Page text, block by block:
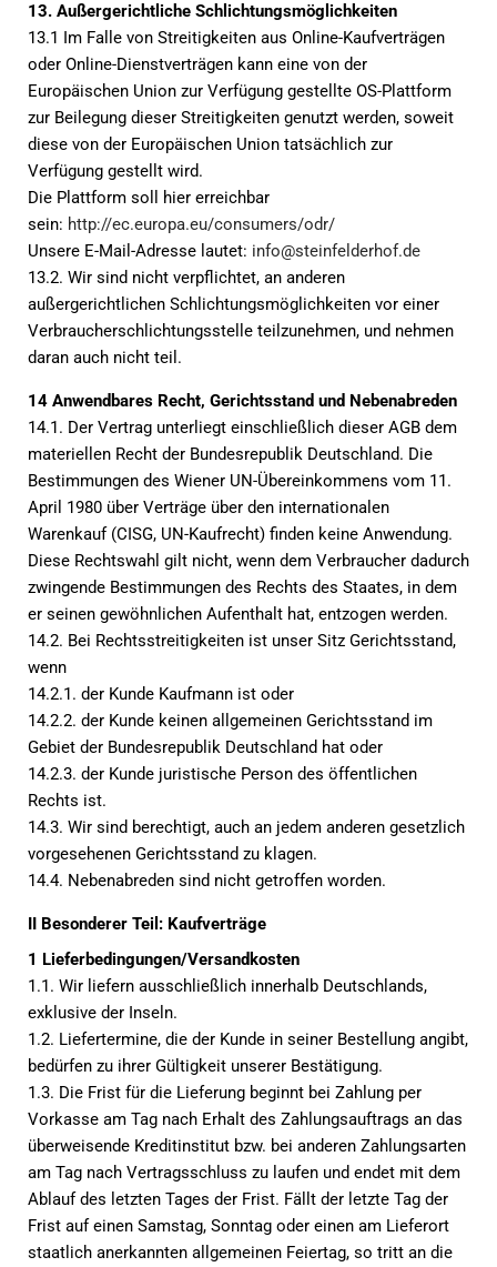
13. Außergerichtliche Schlichtungsmöglichkeiten
13.1 Im Falle von Streitigkeiten aus Online-Kaufverträgen
oder Online-Dienstverträgen kann eine von der
Europäischen Union zur Verfügung gestellte OS-Plattform
zur Beilegung dieser Streitigkeiten genutzt werden, soweit
diese von der Europäischen Union tatsächlich zur
Verfügung gestellt wird.
Die Plattform soll hier erreichbar
sein: http://ec.europa.eu/consumers/odr/
Unsere E-Mail-Adresse lautet: info@steinfelderhof.de
13.2. Wir sind nicht verpflichtet, an anderen
außergerichtlichen Schlichtungsmöglichkeiten vor einer
Verbraucherschlichtungsstelle teilzunehmen, und nehmen
daran auch nicht teil.
14 Anwendbares Recht, Gerichtsstand und Nebenabreden
14.1. Der Vertrag unterliegt einschließlich dieser AGB dem
materiellen Recht der Bundesrepublik Deutschland. Die
Bestimmungen des Wiener UN-Übereinkommens vom 11.
April 1980 über Verträge über den internationalen
Warenkauf (CISG, UN-Kaufrecht) finden keine Anwendung.
Diese Rechtswahl gilt nicht, wenn dem Verbraucher dadurch
zwingende Bestimmungen des Rechts des Staates, in dem
er seinen gewöhnlichen Aufenthalt hat, entzogen werden.
14.2. Bei Rechtsstreitigkeiten ist unser Sitz Gerichtsstand,
wenn
14.2.1. der Kunde Kaufmann ist oder
14.2.2. der Kunde keinen allgemeinen Gerichtsstand im
Gebiet der Bundesrepublik Deutschland hat oder
14.2.3. der Kunde juristische Person des öffentlichen
Rechts ist.
14.3. Wir sind berechtigt, auch an jedem anderen gesetzlich
vorgesehenen Gerichtsstand zu klagen.
14.4. Nebenabreden sind nicht getroffen worden.
II Besonderer Teil: Kaufverträge
1 Lieferbedingungen/Versandkosten
1.1. Wir liefern ausschließlich innerhalb Deutschlands,
exklusive der Inseln.
1.2. Liefertermine, die der Kunde in seiner Bestellung angibt,
bedürfen zu ihrer Gültigkeit unserer Bestätigung.
1.3. Die Frist für die Lieferung beginnt bei Zahlung per
Vorkasse am Tag nach Erhalt des Zahlungsauftrags an das
überweisende Kreditinstitut bzw. bei anderen Zahlungsarten
am Tag nach Vertragsschluss zu laufen und endet mit dem
Ablauf des letzten Tages der Frist. Fällt der letzte Tag der
Frist auf einen Samstag, Sonntag oder einen am Lieferort
staatlich anerkannten allgemeinen Feiertag, so tritt an die